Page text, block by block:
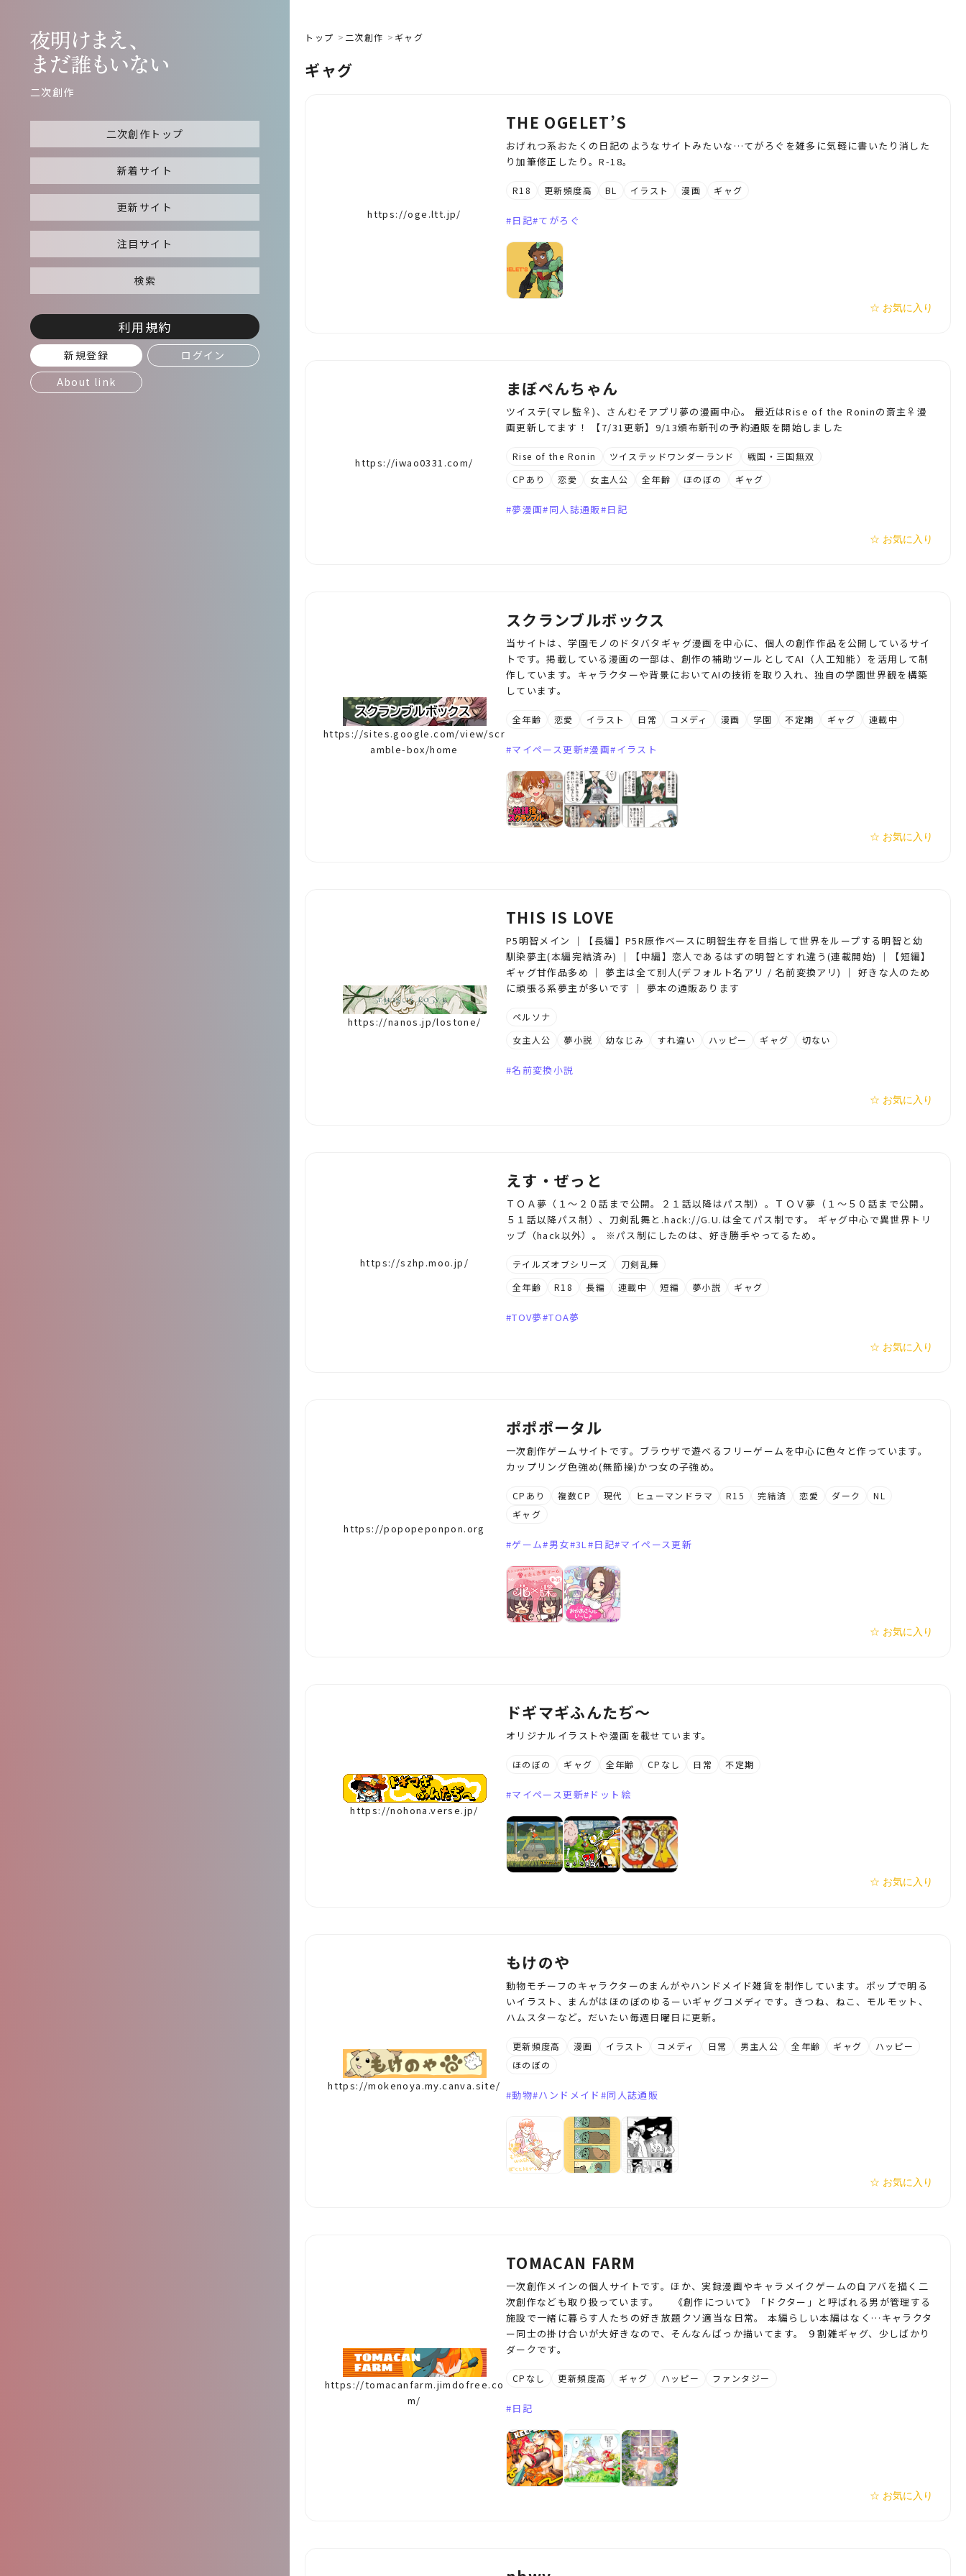
二次創作
二次創作トップ
新着サイト
更新サイト
注目サイト
検索
利用規約
新規登録
ログイン
About link
トップ 二次創作 ギャグ
ギャグ
https://oge.ltt.jp/
THE OGELET’S
おげれつ系おたくの日記のようなサイトみたいな…てがろぐを雑多に気軽に書いたり消した
り加筆修正したり。R-18。
R18 更新頻度高 BL イラスト 漫画 ギャグ
日記 てがろぐ
☆ お気に入り
https://iwao0331.com/
まぼぺんちゃん
ツイステ(マレ監♀)、さんむそアプリ夢の漫画中心。 最近はRise of the Roninの斎主♀漫
画更新してます！ 【7/31更新】9/13頒布新刊の予約通販を開始しました
Rise of the Ronin ツイステッドワンダーランド
戦国・三国無双
CPあり
恋愛 女主人公 全年齢 ほのぼの ギャグ
夢漫画 同人誌通販 日記
☆ お気に入り
https://sites.google.com/view/scr
amble-box/home
スクランブルボックス
当サイトは、学園モノのドタバタギャグ漫画を中心に、個人の創作作品を公開しているサイ
トです。掲載している漫画の一部は、創作の補助ツールとしてAI（人工知能）を活用して制
作しています。キャラクターや背景においてAIの技術を取り入れ、独自の学園世界観を構築
しています。
全年齢 恋愛 イラスト 日常 コメディ 漫画 学園 不定期 ギャグ 連載中
マイペース更新 漫画 イラスト
☆ お気に入り
https://nanos.jp/lostone/
THIS IS LOVE
P5明智メイン │【長編】P5R原作ベースに明智生存を目指して世界をループする明智と幼
馴染夢主(本編完結済み) │【中編】恋人であるはずの明智とすれ違う(連載開始) │【短編】
ギャグ甘作品多め │ 夢主は全て別人(デフォルト名アリ / 名前変換アリ) │ 好きな人のため
に頑張る系夢主が多いです │ 夢本の通販あります
ペルソナ
女主人公
夢小説 幼なじみ すれ違い ハッピー ギャグ 切ない
名前変換小説
☆ お気に入り
https://szhp.moo.jp/
えす・ぜっと
ＴＯＡ夢（１～２０話まで公開。２１話以降はパス制）。ＴＯＶ夢（１～５０話まで公開。
５１話以降パス制）、刀剣乱舞と.hack://G.U.は全てパス制です。 ギャグ中心で異世界トリ
ップ（hack以外）。 ※パス制にしたのは、好き勝手やってるため。
テイルズオブシリーズ
刀剣乱舞
全年齢
R18 長編 連載中 短編 夢小説 ギャグ
TOV夢 TOA夢
☆ お気に入り
https://popopeponpon.org
ポポポータル
一次創作ゲームサイトです。ブラウザで遊べるフリーゲームを中心に色々と作っています。
カップリング色強め(無節操)かつ女の子強め。
CPあり 複数CP 現代 ヒューマンドラマ R15 完結済 恋愛 ダーク
NL
ギャグ
ゲーム 男女 3L 日記 マイペース更新
☆ お気に入り
https://nohona.verse.jp/
ドギマギふんたぢ～
オリジナルイラストや漫画を載せています。
ほのぼの ギャグ 全年齢 CPなし 日常 不定期
マイペース更新 ドット絵
☆ お気に入り
https://mokenoya.my.canva.site/
もけのや
動物モチーフのキャラクターのまんがやハンドメイド雑貨を制作しています。ポップで明る
いイラスト、まんがはほのぼのゆるーいギャグコメディです。きつね、ねこ、モルモット、
ハムスターなど。だいたい毎週日曜日に更新。
更新頻度高 漫画 イラスト コメディ 日常 男主人公 全年齢 ギャグ
ハッピー
ほのぼの
動物 ハンドメイド 同人誌通販
☆ お気に入り
https://tomacanfarm.jimdofree.co
m/
TOMACAN FARM
一次創作メインの個人サイトです。ほか、実録漫画やキャラメイクゲームの自アバを描く二
次創作なども取り扱っています。 《創作について》「ドクター」と呼ばれる男が管理する
施設で一緒に暮らす人たちの好き放題クソ適当な日常。 本編らしい本編はなく…キャラクタ
ー同士の掛け合いが大好きなので、そんなんばっか描いてます。 ９割雑ギャグ、少しばかり
ダークです。
CPなし 更新頻度高 ギャグ ハッピー ファンタジー
日記
☆ お気に入り